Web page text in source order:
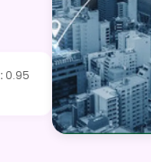
: 0.95